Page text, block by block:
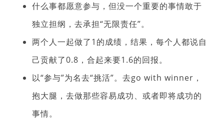
什么事都愿意参与，但没一个重要的事情敢于
独立担纲，去承担“无限责任”。
两个人一起做了1的成绩，结果，每个人都说自
己贡献了0.8，合起来要1.6的回报。
以“参与”为名去“挑活”。去go with winner，
抱大腿，去做那些容易成功、或者即将成功的
事情。